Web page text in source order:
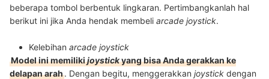
beberapa tombol berbentuk lingkaran. Pertimbangkanlah hal
berikut ini jika Anda hendak membeli arcade joystick.
Kelebihan arcade joystick
Model ini memilikijoystickyang bisa Anda gerakkan ke
delapan arah. Dengan begitu, menggerakkan joystick dengan